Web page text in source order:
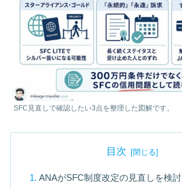
SFC見直しで確認したい3点を整理した図解です。
目次
ANAがSFC制度改定の見直しを検討